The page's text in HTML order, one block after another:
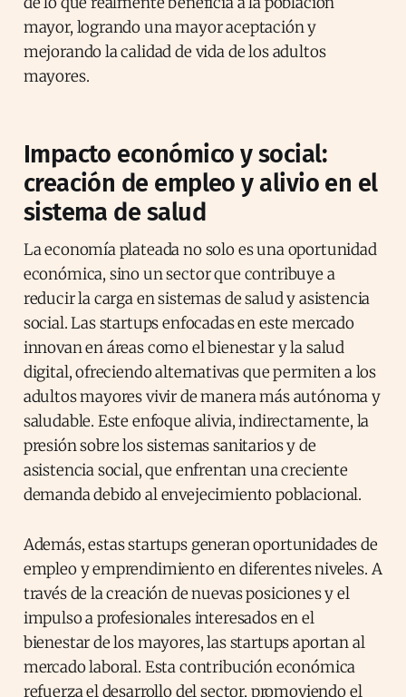
mayor, logrando una mayor aceptación y
mejorando la calidad de vida de los adultos
mayores.
Impacto económico y social:
creación de empleo y alivio en el
sistema de salud
La economía plateada no solo es una oportunidad
económica, sino un sector que contribuye a
reducir la carga en sistemas de salud y asistencia
social. Las startups enfocadas en este mercado
innovan en áreas como el bienestar y la salud
digital, ofreciendo alternativas que permiten a los
adultos mayores vivir de manera más autónoma y
saludable. Este enfoque alivia, indirectamente, la
presión sobre los sistemas sanitarios y de
asistencia social, que enfrentan una creciente
demanda debido al envejecimiento poblacional.
Además, estas startups generan oportunidades de
empleo y emprendimiento en diferentes niveles. A
través de la creación de nuevas posiciones y el
impulso a profesionales interesados en el
bienestar de los mayores, las startups aportan al
mercado laboral. Esta contribución económica
refuerza el desarrollo del sector, promoviendo el